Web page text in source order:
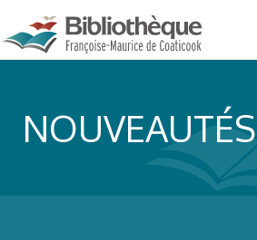
Skip to content
MAIN NAVIGATION
NOUVEAUTÉS